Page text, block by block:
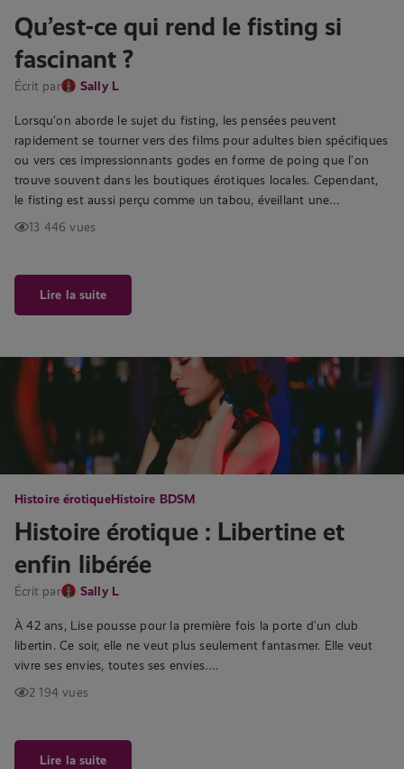
Qu’est-ce qui rend le fisting si
fascinant ?
Écrit par Sally L
Lorsqu’on aborde le sujet du fisting, les pensées peuvent
rapidement se tourner vers des films pour adultes bien spécifiques
ou vers ces impressionnants godes en forme de poing que l’on
trouve souvent dans les boutiques érotiques locales. Cependant,
le fisting est aussi perçu comme un tabou, éveillant une…
13 446 vues
Lire la suite
Histoire érotiqueHistoire BDSM
Histoire érotique : Libertine et
enfin libérée
Écrit par Sally L
À 42 ans, Lise pousse pour la première fois la porte d’un club
libertin. Ce soir, elle ne veut plus seulement fantasmer. Elle veut
vivre ses envies, toutes ses envies….
2 194 vues
Lire la suite